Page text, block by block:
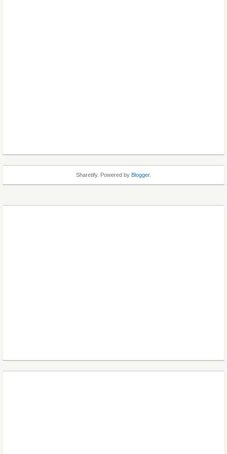
Sharetify. Powered by Blogger.